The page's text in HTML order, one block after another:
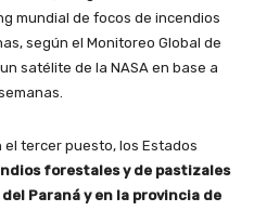
mundial de focos de incendios
según el Monitoreo Global de
satélite de la NASA en base a
el tercer puesto, los Estados
forestales y de pastizales
Paraná y en la provincia de